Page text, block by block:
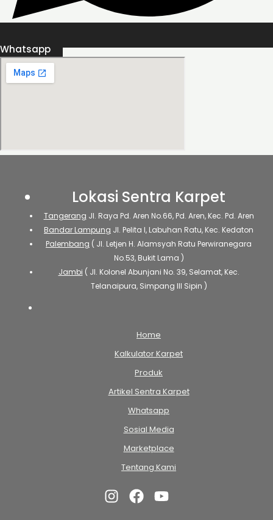
Whatsapp
Lokasi Sentra Karpet
Tangerang Jl. Raya Pd. Aren No.66, Pd. Aren, Kec. Pd. Aren
Bandar Lampung Jl. Pelita I, Labuhan Ratu, Kec. Kedaton
Palembang ( Jl. Letjen H. Alamsyah Ratu Perwiranegara
No.53, Bukit Lama )
Jambi ( Jl. Kolonel Abunjani No. 39, Selamat, Kec.
Telanaipura, Simpang III Sipin )
Home
Kalkulator Karpet
Produk
Artikel Sentra Karpet
Whatsapp
Sosial Media
Marketplace
Tentang Kami